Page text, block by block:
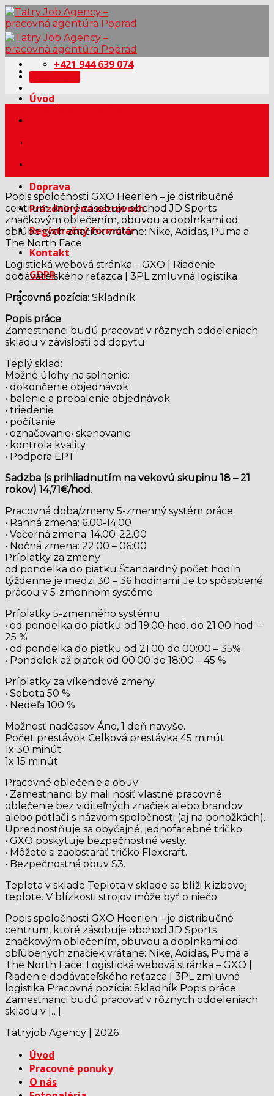
Skip
to
content
Úvod
Doprava
Prázdniny na ostrovoch
Registračný formulár
Kontakt
GDPR
+421 944 639 074
Práca v sklade so značkovým
oblečením pre JD sports
Popis spoločnosti GXO Heerlen – je distribučné
centrum, ktoré zásobuje obchod JD Sports
značkovým oblečením, obuvou a doplnkami od
obľúbených značiek vrátane: Nike, Adidas, Puma a
The North Face.
Logistická webová stránka – GXO | Riadenie
dodávateľského reťazca | 3PL zmluvná logistika
Pracovná pozícia: Skladník
Popis práce
Zamestnanci budú pracovať v rôznych oddeleniach
skladu v závislosti od dopytu.
Teplý sklad:
Možné úlohy na splnenie:
• dokončenie objednávok
• balenie a prebalenie objednávok
• triedenie
• počítanie
• označovanie• skenovanie
• kontrola kvality
• Podpora EPT
Sadzba (s prihliadnutím na vekovú skupinu 18 – 21
rokov) 14,71€/hod.
Pracovná doba/zmeny 5-zmenný systém práce:
• Ranná zmena: 6.00-14.00
• Večerná zmena: 14.00-22.00
• Nočná zmena: 22:00 – 06:00
Príplatky za zmeny
od pondelka do piatku Štandardný počet hodín
týždenne je medzi 30 – 36 hodinami. Je to spôsobené
prácou v 5-zmennom systéme
Príplatky 5-zmenného systému
• od pondelka do piatku od 19:00 hod. do 21:00 hod. –
25 %
• od pondelka do piatku od 21:00 do 00:00 – 35%
• Pondelok až piatok od 00:00 do 18:00 – 45 %
Príplatky za víkendové zmeny
• Sobota 50 %
• Nedeľa 100 %
Možnosť nadčasov Áno, 1 deň navyše.
Počet prestávok Celková prestávka 45 minút
1x 30 minút
1x 15 minút
Pracovné oblečenie a obuv
• Zamestnanci by mali nosiť vlastné pracovné
oblečenie bez viditeľných značiek alebo brandov
alebo potlačí s názvom spoločnosti (aj na ponožkách).
Uprednostňuje sa obyčajné, jednofarebné tričko.
• GXO poskytuje bezpečnostné vesty.
• Môžete si zaobstarať tričko Flexcraft.
• Bezpečnostná obuv S3.
Teplota v sklade Teplota v sklade sa blíži k izbovej
teplote. V blízkosti strojov môže byť o niečo
Popis spoločnosti GXO Heerlen – je distribučné
centrum, ktoré zásobuje obchod JD Sports
značkovým oblečením, obuvou a doplnkami od
obľúbených značiek vrátane: Nike, Adidas, Puma a
The North Face. Logistická webová stránka – GXO |
Riadenie dodávateľského reťazca | 3PL zmluvná
logistika Pracovná pozícia: Skladník Popis práce
Zamestnanci budú pracovať v rôznych oddeleniach
skladu v […]
Tatryjob Agency | 2026
Úvod
Pracovné ponuky
O nás